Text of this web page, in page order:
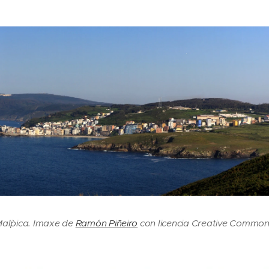
Imaxe de Ramón Piñeiro con licencia Creative